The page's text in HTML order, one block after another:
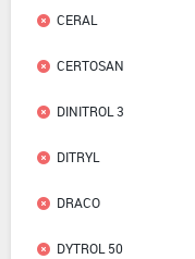
CERAL
CERTOSAN
DINITROL 3
DITRYL
DRACO
DYTROL 50